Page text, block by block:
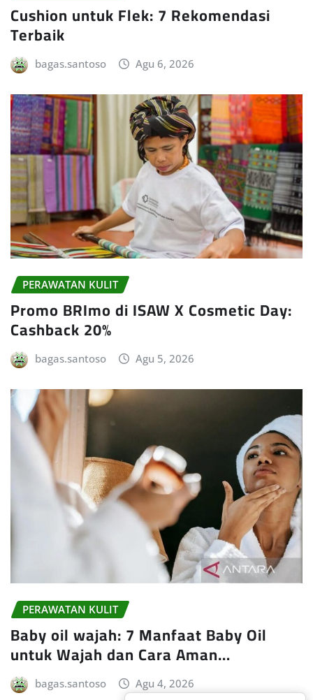
Cushion untuk Flek: 7 Rekomendasi
Terbaik
bagas.santoso Agu 6, 2026
PERAWATAN KULIT
Promo BRImo di ISAW X Cosmetic Day:
Cashback 20%
bagas.santoso Agu 5, 2026
PERAWATAN KULIT
Baby oil wajah: 7 Manfaat Baby Oil
untuk Wajah dan Cara Aman…
bagas.santoso Agu 4, 2026